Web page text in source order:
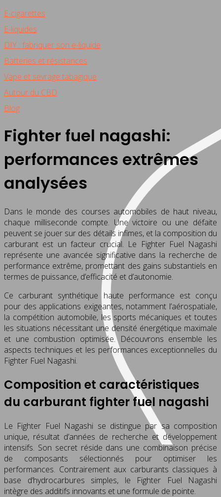
E-cigarettes
E-liquides
DIY : fabriquer son e-liquide
Batteries et résistances
Vape et sevrage tabagique
Autour du CBD
Blog
Fighter fuel nagashi:
performances extrêmes
analysées
Dans le monde des courses automobiles de haut niveau,
chaque milliseconde compte. Une victoire ou une défaite
peuvent se jouer sur des détails infimes, et la composition du
carburant est un facteur crucial. Le Fighter Fuel Nagashi
représente une avancée significative dans la recherche de
performance extrême, promettant des gains substantiels en
termes de puissance, d’efficacité et d’autonomie.
Ce carburant synthétique haute performance est conçu
pour des applications exigeantes, notamment l’aérospatiale,
la compétition automobile, les sports mécaniques et toutes
les situations nécessitant une densité énergétique maximale
et une combustion optimisée. Découvrons ensemble les
aspects techniques et les performances exceptionnelles du
Fighter Fuel Nagashi.
Composition et caractéristiques
du carburant fighter fuel nagashi
Le Fighter Fuel Nagashi se distingue par sa composition
unique, résultat d’années de recherche et développement
intensifs. Son secret réside dans une combinaison précise
de composants sélectionnés pour optimiser les
performances. Contrairement aux carburants classiques à
base d’hydrocarbures simples, le Fighter Fuel Nagashi
intègre des additifs innovants et une formule de pointe.